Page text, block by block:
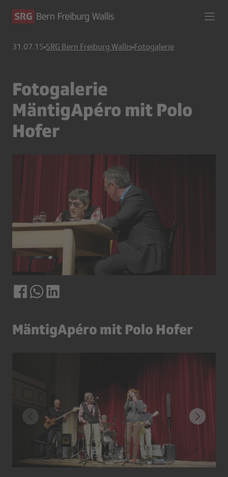
31.07.15 SRG Bern Freiburg Wallis Fotogalerie
Fotogalerie
MäntigApéro mit Polo
Hofer
MäntigApéro mit Polo Hofer